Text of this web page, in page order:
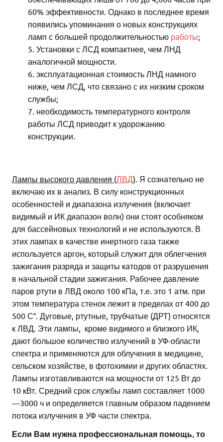
60% эффективности. Однако в последнее время
появились упоминания о новых конструкциях
ламп с большей продолжительностью работы;
Установки с ЛСД компактнее, чем ЛНД
аналогичной мощности.
эксплуатационная стоимость ЛНД намного
ниже, чем ЛСД, что связано с их низким сроком
службы;
необходимость температурного контроля
работы ЛСД приводит к удорожанию
конструкции.
Лампы высокого давления (ЛВД) . Я сознательно не
включаю их в анализ. В силу конструкционных
особенностей и диапазона излучения (включает
видимый и ИК диапазон волн) они стоят особняком
для бассейновых технологий и не используются. В
этих лампах в качестве инертного газа также
используется аргон, который служит для облегчения
зажигания разряда и защиты катодов от разрушения
в начальной стадии зажигания. Рабочее давление
паров ртути в ЛВД около 100 кПа, т.е. это 1 атм. при
этом температура стенок лежит в пределах от 400 до
500 С°. Дуговые, ртутные, трубчатые (ДРТ) относятся
к ЛВД. Эти лампы, кроме видимого и близкого ИК,
дают большое количество излучений в УФ-области
спектра и применяются для облучения в медицине,
сельском хозяйстве, в фотохимии и других областях.
Лампы изготавливаются на мощности от 125 Вт до
10 кВт. Средний срок службы ламп составляет 1000
—3000 ч и определяется главным образом падением
потока излучения в УФ части спектра.
Если Вам нужна профессиональная помощь, то